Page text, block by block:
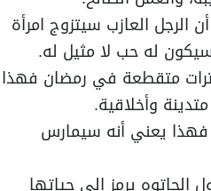
الرجل العازب سيتزوج امرأة
له حب لا مثيل له.
متقطعة في رمضان فهذا
وأخلاقية.
يعني أنه سيمارس
الجاتوه يرمز إلى حياتها